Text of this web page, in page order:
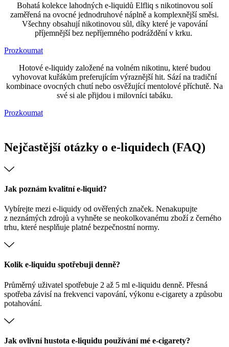
Bohatá kolekce lahodných e-liquidů Elfliq s nikotinovou solí
zaměřená na ovocné jednodruhové náplně a komplexnější směsi.
Všechny obsahují nikotinovou sůl, díky které je vapování
příjemnější bez nepříjemného podráždění v krku.
Prozkoumat
Hotové e-liquidy založené na volném nikotinu, které budou
vyhovovat kuřákům preferujícím výraznější hit. Sází na tradiční
kombinace ovocných chutí nebo osvěžující mentolové příchutě. Na
své si ale přijdou i milovníci tabáku.
Prozkoumat
Nejčastější otázky o e-liquidech (FAQ)
Jak poznám kvalitní e-liquid?
Vybírejte mezi e-liquidy od ověřených značek. Nenakupujte
z neznámých zdrojů a vyhněte se neokolkovanému zboží z černého
trhu, které nesplňuje platné bezpečnostní normy.
Kolik e-liquidu spotřebuji denně?
Průměrný uživatel spotřebuje 2 až 5 ml e-liquidu denně. Přesná
spotřeba závisí na frekvenci vapování, výkonu e-cigarety a způsobu
potahování.
Jak ovlivní hustota e-liquidu používání mé e-cigarety?